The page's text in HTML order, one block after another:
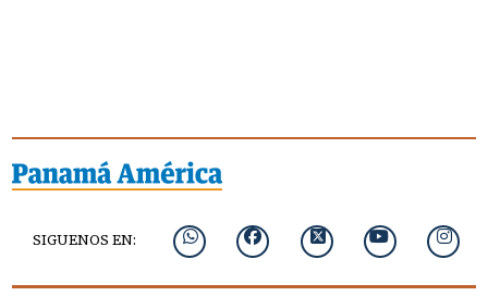
SIGUENOS EN: